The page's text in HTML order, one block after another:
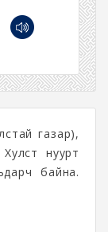
газар),
нуурт
байна.